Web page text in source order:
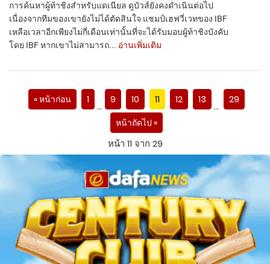
การค้นหาผู้ท้าชิงสำหรับแดเนียล ดูบัวส์ยังคงดำเนินต่อไป
เนื่องจากทีมของเขายังไม่ได้ตัดสินใจ แชมป์เฮฟวี่เวทของ IBF
เหลือเวลาอีกเพียงไม่กี่เดือนเท่านั้นที่จะได้รับมอบผู้ท้าชิงบังคับ
โดย IBF หากเขาไม่สามารถ... อ่านเพิ่มเติม
« หน้าก่อน 1
…
9 10 11 12 13
…
29
หน้าถัดไป »
หน้า 11 จาก 29